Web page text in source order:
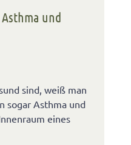
und
sind, weiß man
sogar Asthma und
eines